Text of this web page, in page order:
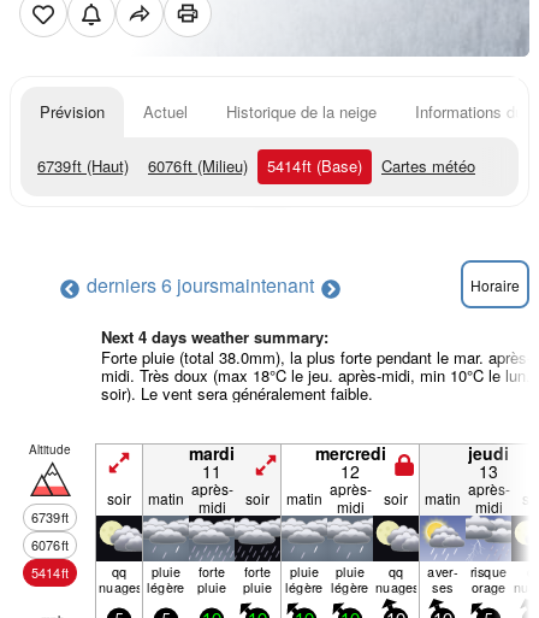
Prévision Actuel Historique de la neige Informations du
6739ft (Haut) 6076ft (Milieu) 5414ft (Base) Cartes météo
derniers 6 joursmaintenant Horaire
Next 4 days weather summary:
Forte pluie (total 38.0mm), la plus forte pendant le mar. après-
midi. Très doux (max 18°C le jeu. après-midi, min 10°C le lun.
soir). Le vent sera généralement faible.
Altitude
6739ft
6076ft
5414ft
mardi
11
mercredi
12
jeudi
13
soir matin après-
midi
soir matin après-
midi
soir matin après-
midi
qq
nuages
pluie
légère
forte
pluie
forte
pluie
pluie
légère
pluie
légère
qq
nuages
aver­
ses
risque
orage